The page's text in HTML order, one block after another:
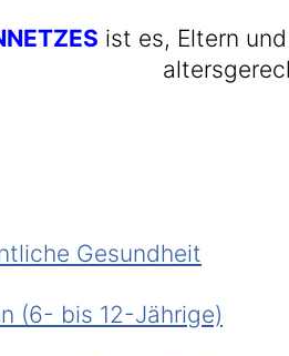
ist es, Eltern
Gesundheit
(6- bis 12-Jährige)